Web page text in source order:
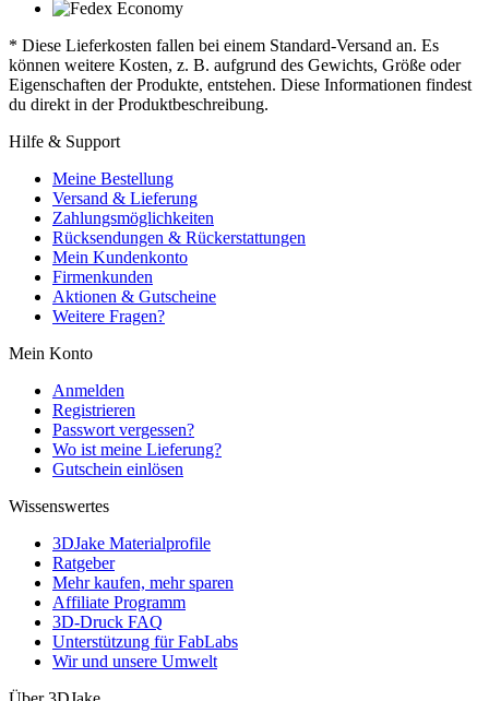
* Diese Lieferkosten fallen bei einem Standard-Versand an. Es
können weitere Kosten, z. B. aufgrund des Gewichts, Größe oder
Eigenschaften der Produkte, entstehen. Diese Informationen findest
du direkt in der Produktbeschreibung.
Hilfe & Support
Meine Bestellung
Versand & Lieferung
Zahlungsmöglichkeiten
Rücksendungen & Rückerstattungen
Mein Kundenkonto
Firmenkunden
Aktionen & Gutscheine
Weitere Fragen?
Mein Konto
Anmelden
Registrieren
Passwort vergessen?
Wo ist meine Lieferung?
Gutschein einlösen
Wissenswertes
3DJake Materialprofile
Ratgeber
Mehr kaufen, mehr sparen
Affiliate Programm
3D-Druck FAQ
Unterstützung für FabLabs
Wir und unsere Umwelt